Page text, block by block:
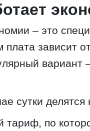
– это
плата зависит
вариант
сутки
тариф, по